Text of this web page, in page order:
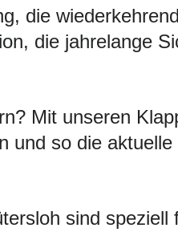
die
die jahrelange
Mit unseren
und so die
sind speziell